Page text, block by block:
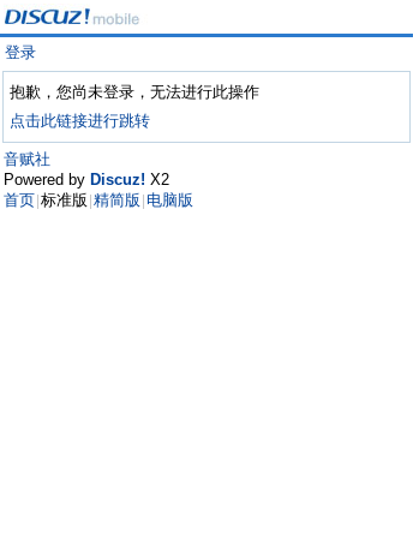
登录
抱歉，您尚未登录，无法进行此操作
点击此链接进行跳转
音赋社
Powered by Discuz! X2
首页 标准版 精简版 电脑版